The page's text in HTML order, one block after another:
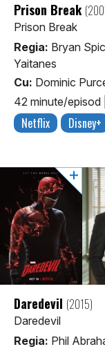
Prison Break
Prison Break
Regia: Bryan
Yaitanes
Cu: Dominic
42 minute/episod
Netflix Disney+
Daredevil (2015)
Daredevil
Regia: Phil